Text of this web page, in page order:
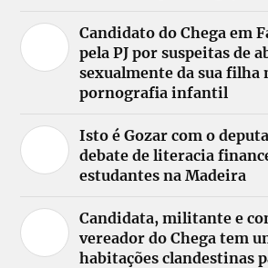
Candidato do Chega em
pela PJ por suspeitas de
sexualmente da sua filha
pornografia infantil
Isto é Gozar com o
debate de literacia
estudantes na Madeira
Candidata, militante e
vereador do Chega tem
habitações clandestinas